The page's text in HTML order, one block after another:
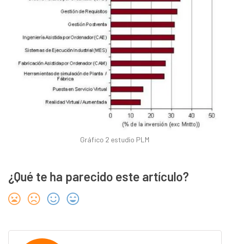
Gráfico 2 estudio PLM
¿Qué te ha parecido este artículo?